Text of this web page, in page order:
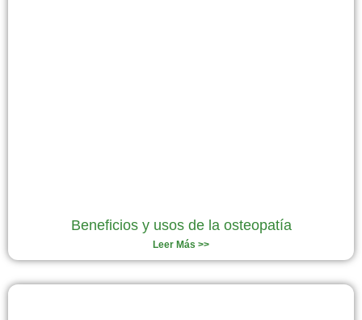
Beneficios y usos de la osteopatía
Leer Más >>